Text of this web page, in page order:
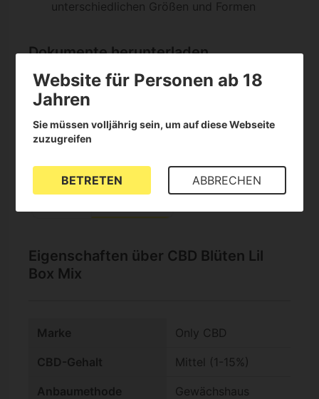
unterschiedlichen Größen und Formen
Dokumente herunterladen
PDF
Eigenschaften über CBD Blüten Lil
Box Mix
Marke Only CBD
CBD-Gehalt Mittel (1-15%)
Anbaumethode Gewächshaus
Website für Personen ab 18
Jahren
Sie müssen volljährig sein, um auf diese Webseite
zuzugreifen
BETRETEN ABBRECHEN